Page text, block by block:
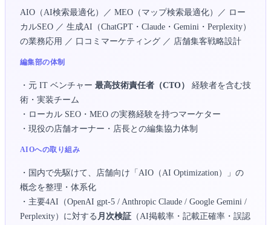
AIO（AI検索最適化）／ MEO（マップ検索最適化）／ ロー
カルSEO ／ 生成AI（ChatGPT・Claude・Gemini・Perplexity）
の業務応用 ／ 口コミマーケティング ／ 店舗集客戦略設計
編集部の体制
・元 IT ベンチャー 最高技術責任者（CTO）
経験者を含む技
術・実装チーム
・ローカル SEO・MEO の実務経験を持つマーケター
・現役の店舗オーナー・店長との編集協力体制
AIOへの取り組み
・国内で先駆けて、店舗向け「AIO（AI Optimization）」の
概念を整理・体系化
・主要4AI（OpenAI gpt-5 / Anthropic Claude / Google Gemini /
Perplexity）に対する 月次検証 （AI掲載率・記載正確率・誤認